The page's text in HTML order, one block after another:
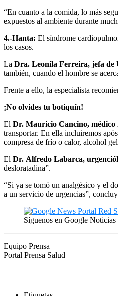
“En cuanto a la comida, lo más
expuestos al ambiente durante
4.-Hanta: El síndrome
los casos.
La Dra. Leonila Ferreira, jefa de
también, cuando el hombre se
Frente a ello, la especialista
¡No olvides tu botiquín!
El Dr. Mauricio Cancino,
transportar. En ella incluiremos
compresa de frío o calor, alcohol
El Dr. Alfredo Labarca,
desloratadina”.
“Si ya se tomó un analgésico y el
a un servicio de urgencias”,
Síguenos en Google Noticias
Equipo Prensa
Portal Prensa Salud